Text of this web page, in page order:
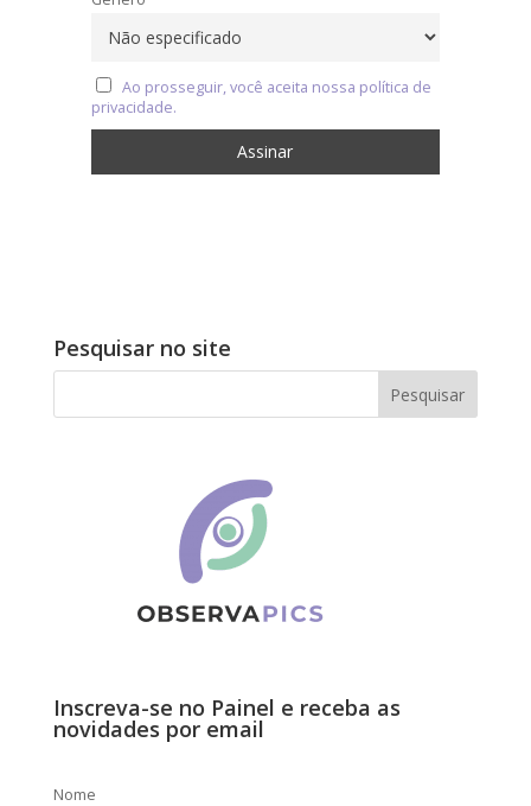
Ao prosseguir, você aceita nossa política de
privacidade.
Pesquisar no site
Inscreva-se no Painel e receba as
novidades por email
Nome